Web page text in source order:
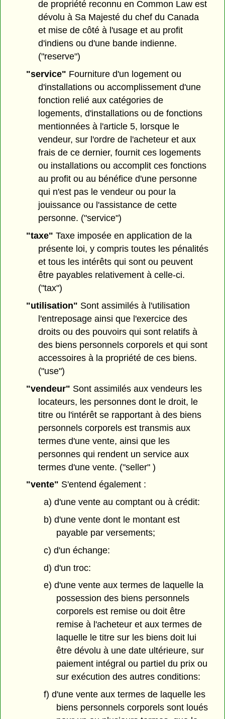
de propriété reconnu en Common Law est
dévolu à Sa Majesté du chef du Canada
et mise de côté à l'usage et au profit
d'indiens ou d'une bande indienne.
("reserve")
"service" Fourniture d'un logement ou
d'installations ou accomplissement d'une
fonction relié aux catégories de
logements, d'installations ou de fonctions
mentionnées à l'article 5, lorsque le
vendeur, sur l'ordre de l'acheteur et aux
frais de ce dernier, fournit ces logements
ou installations ou accomplit ces fonctions
au profit ou au bénéfice d'une personne
qui n'est pas le vendeur ou pour la
jouissance ou l'assistance de cette
personne. ("service")
"taxe" Taxe imposée en application de la
présente loi, y compris toutes les pénalités
et tous les intérêts qui sont ou peuvent
être payables relativement à celle-ci.
("tax")
"utilisation" Sont assimilés à l'utilisation
l'entreposage ainsi que l'exercice des
droits ou des pouvoirs qui sont relatifs à
des biens personnels corporels et qui sont
accessoires à la propriété de ces biens.
("use")
"vendeur" Sont assimilés aux vendeurs les
locateurs, les personnes dont le droit, le
titre ou l'intérêt se rapportant à des biens
personnels corporels est transmis aux
termes d'une vente, ainsi que les
personnes qui rendent un service aux
termes d'une vente. ("seller" )
"vente" S'entend également :
a) d'une vente au comptant ou à crédit:
b) d'une vente dont le montant est
payable par versements;
c) d'un échange:
d) d'un troc:
e) d'une vente aux termes de laquelle la
possession des biens personnels
corporels est remise ou doit être
remise à l'acheteur et aux termes de
laquelle le titre sur les biens doit lui
être dévolu à une date ultérieure, sur
paiement intégral ou partiel du prix ou
sur exécution des autres conditions:
f) d'une vente aux termes de laquelle les
biens personnels corporels sont loués